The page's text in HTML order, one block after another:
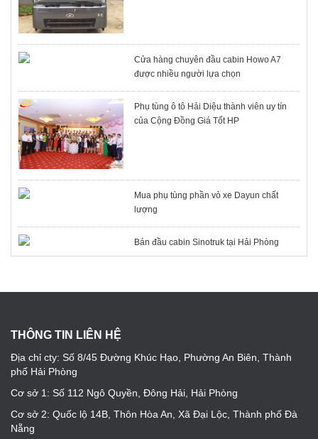
Cửa hàng chuyên đầu cabin Howo A7
được nhiều người lựa chọn
Phụ tùng ô tô Hải Diệu thành viên uy tín
của Cộng Đồng Giá Tốt HP
Mua phụ tùng phần vỏ xe Dayun chất
lượng
Bán đầu cabin Sinotruk tại Hải Phòng
THÔNG TIN LIÊN HỆ
Địa chỉ cty: Số 8/45 Đường Khúc Hạo, Phường An Biên, Thành
phố Hải Phòng
Cơ sở 1: Số 112 Ngô Quyền, Đông Hải, Hải Phòng
Cơ sở 2: Quốc lộ 14B, Thôn Hòa An, Xã Đại Lộc, Thành phố Đà
Nẵng